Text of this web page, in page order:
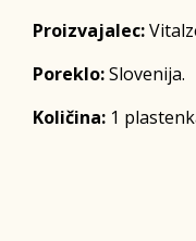
Proizvajalec:
Poreklo:Slovenija.
Količina: 1